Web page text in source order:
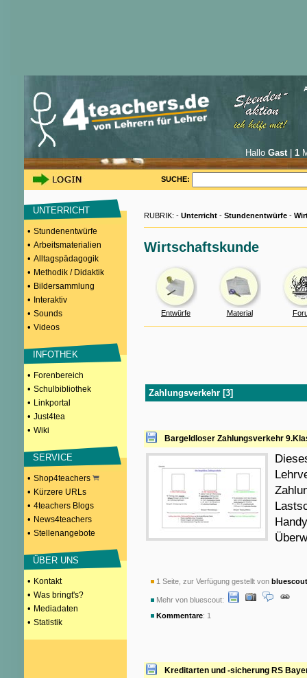
Hallo Gast| 1
SUCHE:
UNTERRICHT
• Stundenentwürfe
• Arbeitsmaterialien
• Alltagspädagogik
• Methodik / Didaktik
• Bildersammlung
• Interaktiv
• Sounds
• Videos
INFOTHEK
• Forenbereich
• Schulbibliothek
• Linkportal
• Just4tea
• Wiki
SERVICE
• Shop4teachers
• Kürzere URLs
• 4teachers Blogs
• News4teachers
• Stellenangebote
ÜBER UNS
• Kontakt
• Was bringt's?
• Mediadaten
• Statistik
RUBRIK: - Unterricht - Stundenentwürfe -
Wirtschaftskunde
Entwürfe Material
Zahlungsverkehr [3]
Bargeldloser Zahlungsverkehr
1 Seite, zur Verfügung gestellt von bluescout
Mehr von bluescout:
Kommentare: 1
Kreditarten und -sicherung RS